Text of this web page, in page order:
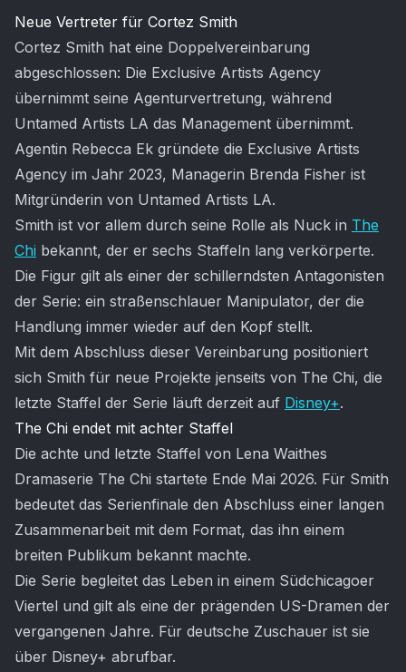
Artikel-Inhalt
Neue Vertreter für Cortez Smith
Cortez Smith hat eine Doppelvereinbarung
abgeschlossen: Die Exclusive Artists Agency
übernimmt seine Agenturvertretung, während
Untamed Artists LA das Management übernimmt.
Agentin Rebecca Ek gründete die Exclusive Artists
Agency im Jahr 2023, Managerin Brenda Fisher ist
Mitgründerin von Untamed Artists LA.
Smith ist vor allem durch seine Rolle als Nuck in The
Chi bekannt, der er sechs Staffeln lang verkörperte.
Die Figur gilt als einer der schillerndsten Antagonisten
der Serie: ein straßenschlauer Manipulator, der die
Handlung immer wieder auf den Kopf stellt.
Mit dem Abschluss dieser Vereinbarung positioniert
sich Smith für neue Projekte jenseits von The Chi, die
letzte Staffel der Serie läuft derzeit auf Disney+.
The Chi endet mit achter Staffel
Die achte und letzte Staffel von Lena Waithes
Dramaserie The Chi startete Ende Mai 2026. Für Smith
bedeutet das Serienfinale den Abschluss einer langen
Zusammenarbeit mit dem Format, das ihn einem
breiten Publikum bekannt machte.
Die Serie begleitet das Leben in einem Südchicagoer
Viertel und gilt als eine der prägenden US-Dramen der
vergangenen Jahre. Für deutsche Zuschauer ist sie
über Disney+ abrufbar.